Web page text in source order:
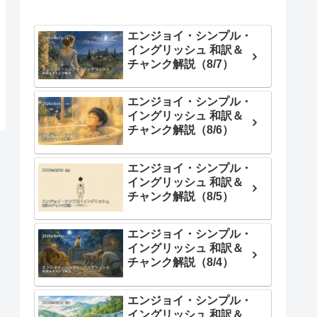
エンジョイ・シンプル・
イングリッシュ 和訳＆
チャンク解説（8/7）
エンジョイ・シンプル・
イングリッシュ 和訳＆
チャンク解説（8/6）
エンジョイ・シンプル・
イングリッシュ 和訳＆
チャンク解説（8/5）
エンジョイ・シンプル・
イングリッシュ 和訳＆
チャンク解説（8/4）
エンジョイ・シンプル・
イングリッシュ 和訳＆